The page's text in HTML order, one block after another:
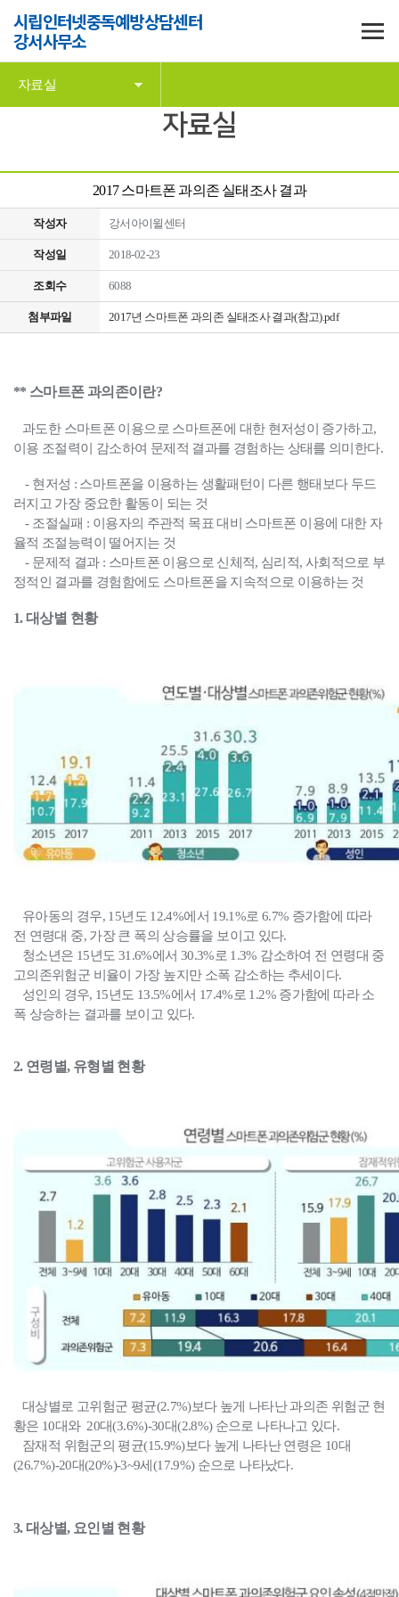
시립인터넷중독예방상담센터
강서사무소
자료실
자료실
2017 스마트폰 과의존 실태조사 결과
작성자 강서아이윌센터
작성일 2018-02-23
조회수 6088
첨부파일 2017년 스마트폰 과의존 실태조사 결과(참고).pdf
** 스마트폰 과의존이란?
과도한 스마트폰 이용으로 스마트폰에 대한 현저성이 증가하고,
이용 조절력이 감소하여 문제적 결과를 경험하는 상태를 의미한다.
- 현저성 : 스마트폰을 이용하는 생활패턴이 다른 행태보다 두드
러지고 가장 중요한 활동이 되는 것
- 조절실패 : 이용자의 주관적 목표 대비 스마트폰 이용에 대한 자
율적 조절능력이 떨어지는 것
- 문제적 결과 : 스마트폰 이용으로 신체적, 심리적, 사회적으로 부
정적인 결과를 경험함에도 스마트폰을 지속적으로 이용하는 것
1. 대상별 현황
유아동의 경우, 15년도 12.4%에서 19.1%로 6.7% 증가함에 따라
전 연령대 중, 가장 큰 폭의 상승률을 보이고 있다.
청소년은 15년도 31.6%에서 30.3%로 1.3% 감소하여 전 연령대 중
고의존위험군 비율이 가장 높지만 소폭 감소하는 추세이다.
성인의 경우, 15년도 13.5%에서 17.4%로 1.2% 증가함에 따라 소
폭 상승하는 결과를 보이고 있다.
2. 연령별, 유형별 현황
대상별로 고위험군 평균(2.7%)보다 높게 나타난 과의존 위험군 현
황은 10대와 20대(3.6%)-30대(2.8%) 순으로 나타나고 있다.
잠재적 위험군의 평균(15.9%)보다 높게 나타난 연령은 10대
(26.7%)-20대(20%)-3~9세(17.9%) 순으로 나타났다.
3. 대상별, 요인별 현황